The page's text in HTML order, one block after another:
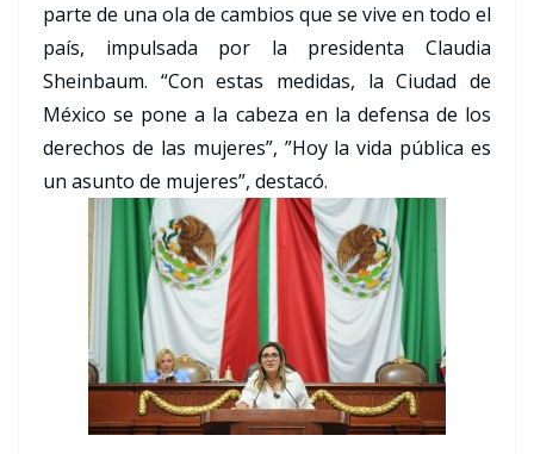
parte de una ola de cambios que se vive en todo el
país, impulsada por la presidenta Claudia
Sheinbaum. “Con estas medidas, la Ciudad de
México se pone a la cabeza en la defensa de los
derechos de las mujeres”, ”Hoy la vida pública es
un asunto de mujeres”, destacó.